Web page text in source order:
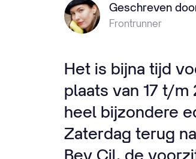
Geschreven
Frontrunner
Het is bijna tijd
plaats van 17 t/
heel bijzondere
Zaterdag terug
Bey Cil, de